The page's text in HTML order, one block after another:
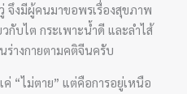
จึงมีผู้คนมาขอพรเรื่องสุขภาพ
กับไต กระเพาะน้ำดี และลำไส้
ร่างกายตามคติจีนครับ
“ไม่ตาย” แต่คือการอยู่เหนือ